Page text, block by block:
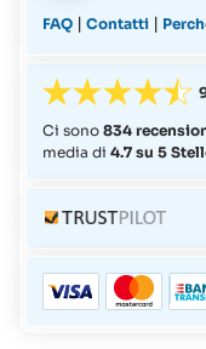
FAQ |Contatti |
Ci sono834
media di4.7 su 5